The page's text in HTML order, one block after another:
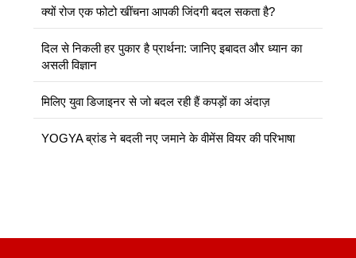
क्यों रोज एक फोटो खींचना आपकी जिंदगी बदल सकता है?
दिल से निकली हर पुकार है प्रार्थना: जानिए इबादत और ध्यान का
असली विज्ञान
मिलिए युवा डिजाइनर से जो बदल रही हैं कपड़ों का अंदाज़
YOGYA ब्रांड ने बदली नए जमाने के वीमेंस वियर की परिभाषा